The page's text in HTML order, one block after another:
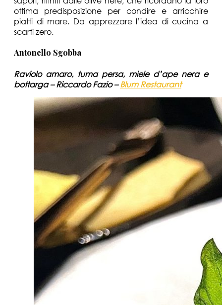
ottima predisposizione per condire e arricchire
piatti di mare. Da apprezzare l’idea di cucina a
scarti zero.
Antonello Sgobba
Raviolo amaro, tuma persa, miele d’ape nera e
bottarga – Riccardo Fazio –Blum Restaurant